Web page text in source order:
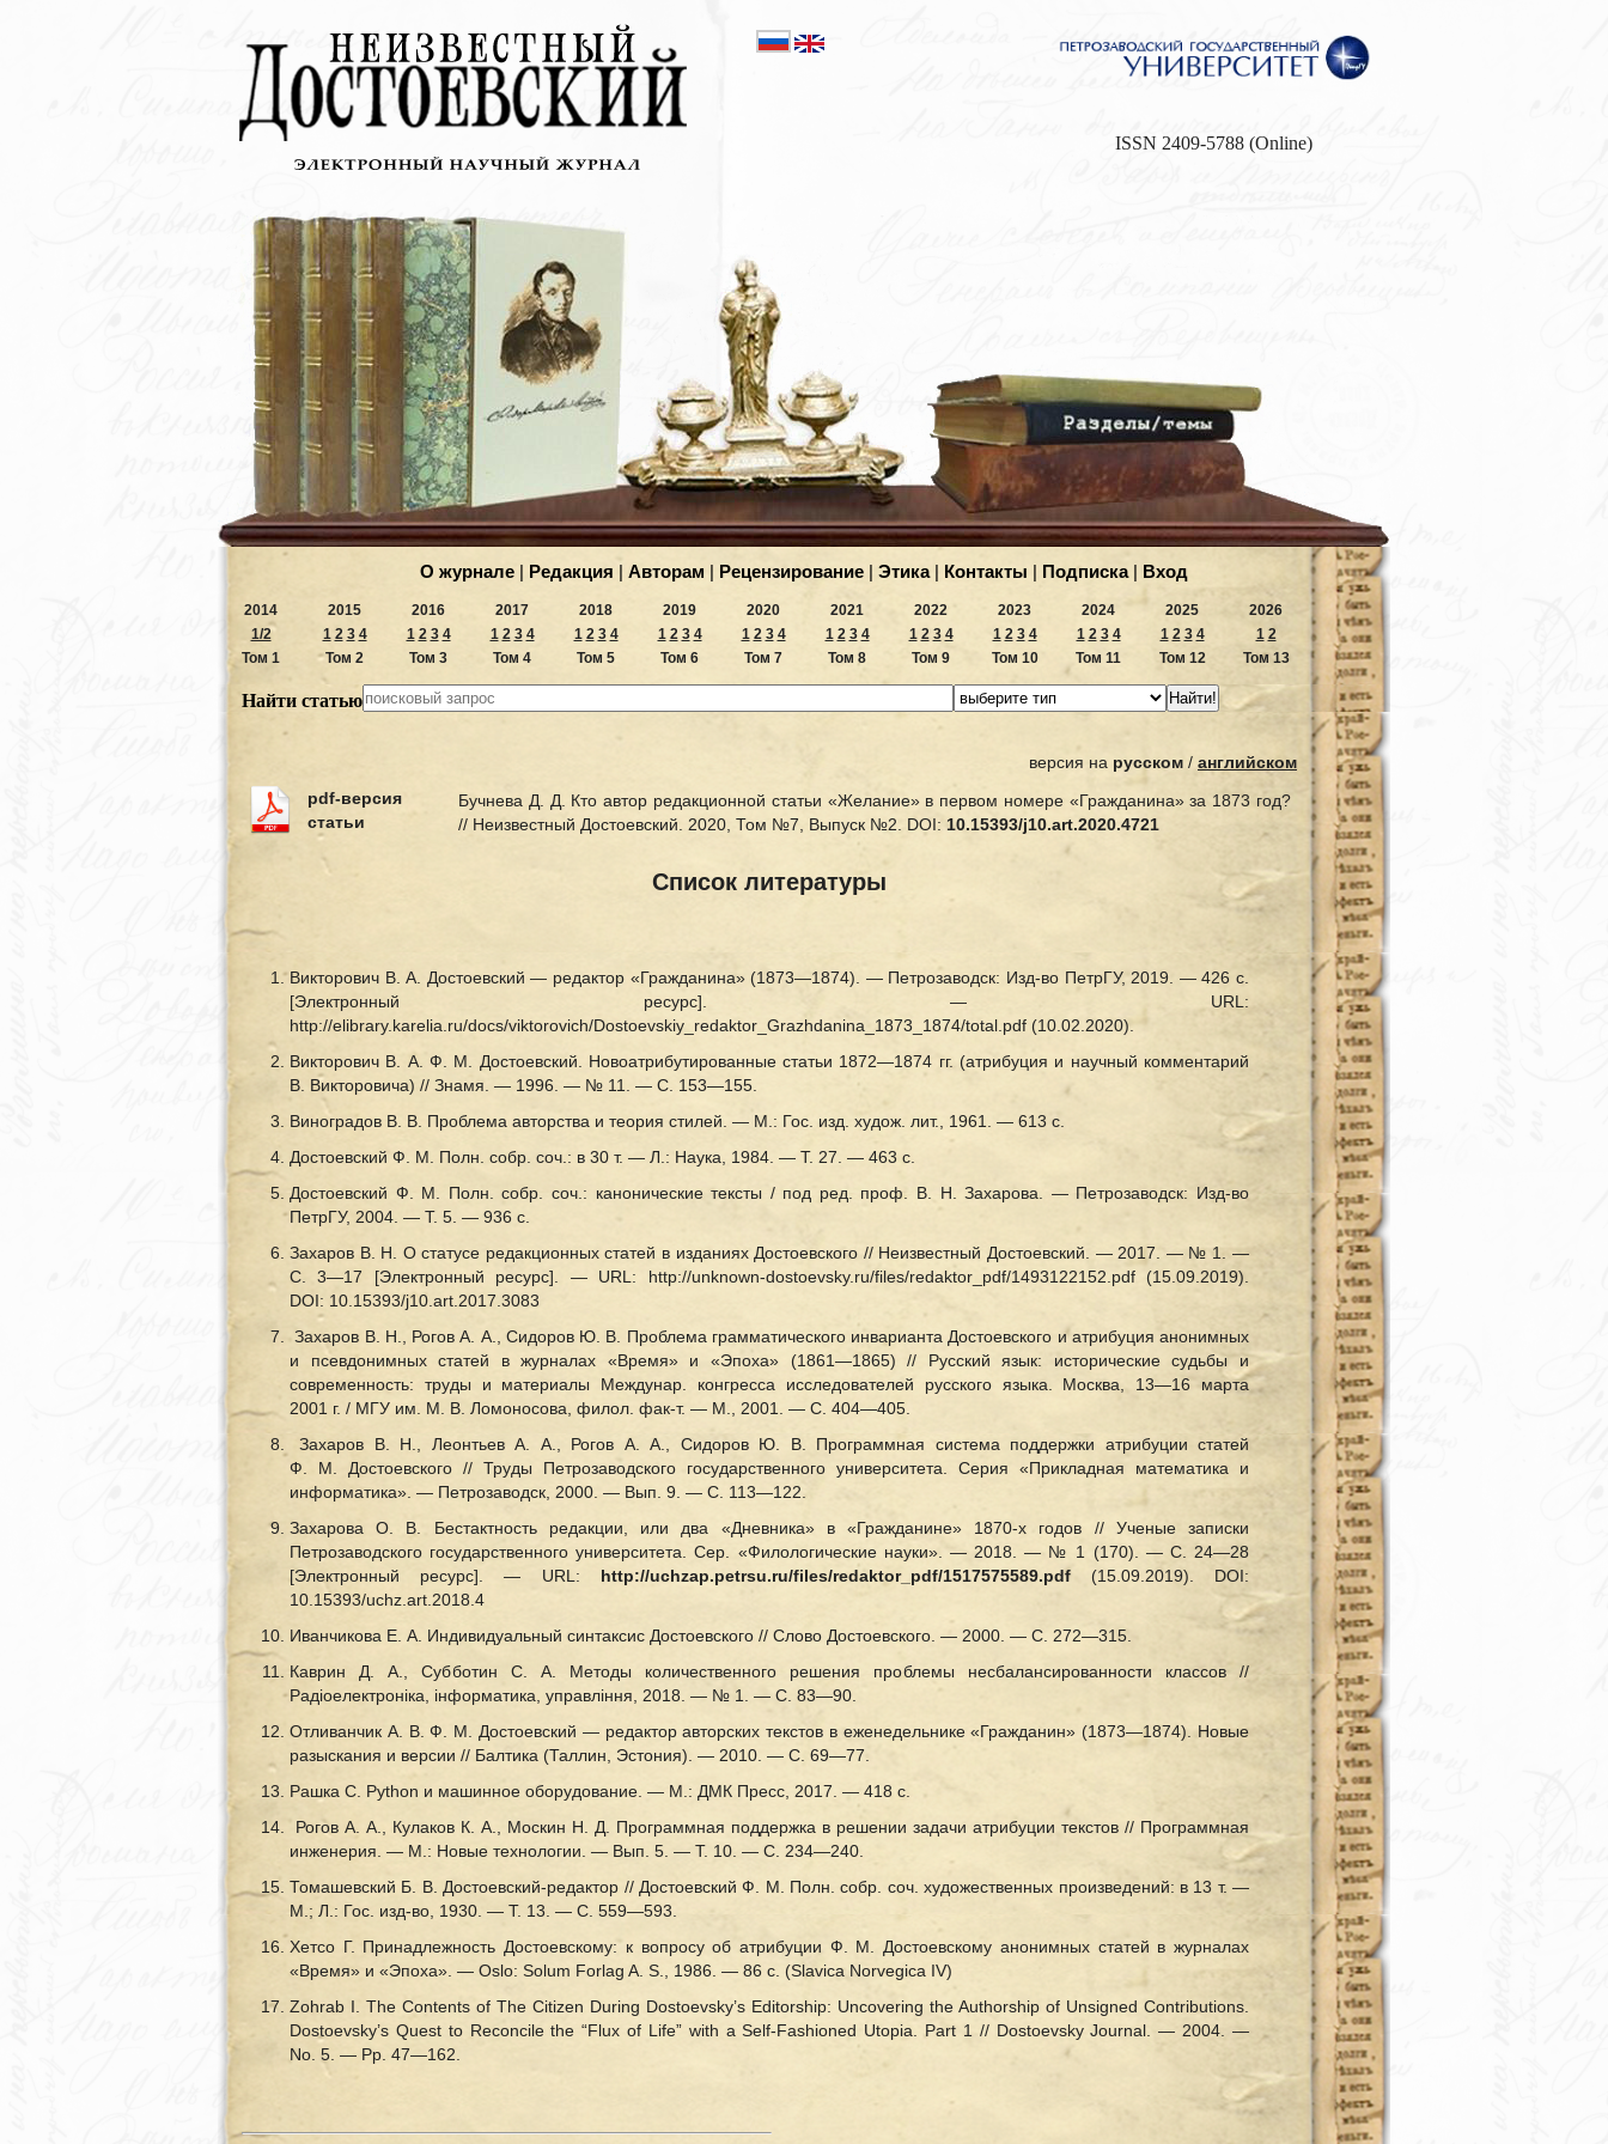
ISSN 2409-5788 (Online)
О журнале | Редакция | Авторам | Рецензирование | Этика | Контакты | Подпиcка | Вход
2014
1/2
Том 1
2015
1 2 3 4
Том 2
2016
1 2 3 4
Том 3
2017
1 2 3 4
Том 4
2018
1 2 3 4
Том 5
2019
1 2 3 4
Том 6
2020
1 2 3 4
Том 7
2021
1 2 3 4
Том 8
2022
1 2 3 4
Том 9
2023
1 2 3 4
Том 10
2024
1 2 3 4
Том 11
2025
1 2 3 4
Том 12
2026
1 2
Том 13
Найти статью
версия на русском / английском
pdf-версия
статьи
Бучнева Д. Д. Кто автор редакционной статьи «Желание» в первом номере «Гражданина» за 1873 год?
// Неизвестный Достоевский. 2020, Том №7, Выпуск №2. DOI: 10.15393/j10.art.2020.4721
Список литературы
Викторович В. А. Достоевский — редактор «Гражданина» (1873—1874). — Петрозаводск: Изд-во ПетрГУ, 2019. — 426 с.
[Электронный ресурс]. — URL:
http://elibrary.karelia.ru/docs/viktorovich/Dostoevskiy_redaktor_Grazhdanina_1873_1874/total.pdf (10.02.2020).
Викторович В. А. Ф. М. Достоевский. Новоатрибутированные статьи 1872—1874 гг. (атрибуция и научный комментарий
В. Викторовича) // Знамя. — 1996. — № 11. — С. 153—155.
Виноградов В. В. Проблема авторства и теория стилей. — М.: Гос. изд. худож. лит., 1961. — 613 с.
Достоевский Ф. М. Полн. собр. соч.: в 30 т. — Л.: Наука, 1984. — Т. 27. — 463 с.
Достоевский Ф. М. Полн. собр. соч.: канонические тексты / под ред. проф. В. Н. Захарова. — Петрозаводск: Изд-во
ПетрГУ, 2004. — Т. 5. — 936 с.
Захаров В. Н. О статусе редакционных статей в изданиях Достоевского // Неизвестный Достоевский. — 2017. — № 1. —
С. 3—17 [Электронный ресурс]. — URL: http://unknown-dostoevsky.ru/files/redaktor_pdf/1493122152.pdf (15.09.2019).
DOI: 10.15393/j10.art.2017.3083
Захаров В. Н., Рогов А. А., Сидоров Ю. В. Проблема грамматического инварианта Достоевского и атрибуция анонимных
и псевдонимных статей в журналах «Время» и «Эпоха» (1861—1865) // Русский язык: исторические судьбы и
современность: труды и материалы Междунар. конгресса исследователей русского языка. Москва, 13—16 марта
2001 г. / МГУ им. М. В. Ломоносова, филол. фак-т. — М., 2001. — С. 404—405.
Захаров В. Н., Леонтьев А. А., Рогов А. А., Сидоров Ю. В. Программная система поддержки атрибуции статей
Ф. М. Достоевского // Труды Петрозаводского государственного университета. Серия «Прикладная математика и
информатика». — Петрозаводск, 2000. — Вып. 9. — С. 113—122.
Захарова О. В. Бестактность редакции, или два «Дневника» в «Гражданине» 1870-х годов // Ученые записки
Петрозаводского государственного университета. Сер. «Филологические науки». — 2018. — № 1 (170). — С. 24—28
[Электронный ресурс]. — URL: http://uchzap.petrsu.ru/files/redaktor_pdf/1517575589.pdf(15.09.2019). DOI:
10.15393/uchz.art.2018.4
Иванчикова Е. А. Индивидуальный синтаксис Достоевского // Слово Достоевского. — 2000. — С. 272—315.
Каврин Д. А., Субботин С. А. Методы количественного решения проблемы несбалансированности классов //
Радіоелектроніка, інформатика, управління, 2018. — № 1. — С. 83—90.
Отливанчик А. В. Ф. М. Достоевский — редактор авторских текстов в еженедельнике «Гражданин» (1873—1874). Новые
разыскания и версии // Балтика (Таллин, Эстония). — 2010. — С. 69—77.
Рашка С. Python и машинное оборудование. — М.: ДМК Пресс, 2017. — 418 с.
Рогов А. А., Кулаков К. А., Москин Н. Д. Программная поддержка в решении задачи атрибуции текстов // Программная
инженерия. — М.: Новые технологии. — Вып. 5. — Т. 10. — С. 234—240.
Томашевский Б. В. Достоевский-редактор // Достоевский Ф. М. Полн. собр. соч. художественных произведений: в 13 т. —
М.; Л.: Гос. изд-во, 1930. — Т. 13. — С. 559—593.
Хетсо Г. Принадлежность Достоевскому: к вопросу об атрибуции Ф. М. Достоевскому анонимных статей в журналах
«Время» и «Эпоха». — Oslo: Solum Forlag A. S., 1986. — 86 с. (Slavica Norvegica IV)
Zohrab I. The Contents of The Citizen During Dostoevsky’s Editorship: Uncovering the Authorship of Unsigned Contributions.
Dostoevsky’s Quest to Reconcile the “Flux of Life” with a Self-Fashioned Utopia. Part 1 // Dostoevsky Journal. — 2004. —
No. 5. — Pp. 47—162.